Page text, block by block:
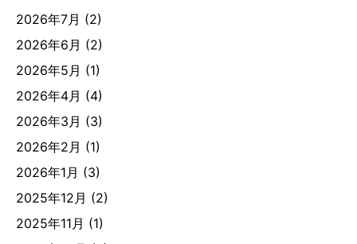
2026年7月 (2)
2026年6月 (2)
2026年5月 (1)
2026年4月 (4)
2026年3月 (3)
2026年2月 (1)
2026年1月 (3)
2025年12月 (2)
2025年11月 (1)